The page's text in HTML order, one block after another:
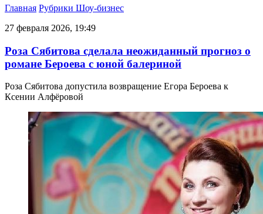
Главная Рубрики Шоу-бизнес
27 февраля 2026, 19:49
Роза Сябитова сделала неожиданный прогноз о
романе Бероева с юной балериной
Роза Сябитова допустила возвращение Егора Бероева к
Ксении Алфёровой